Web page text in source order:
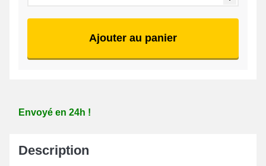
Ajouter au panier
Envoyé en 24h !
Description